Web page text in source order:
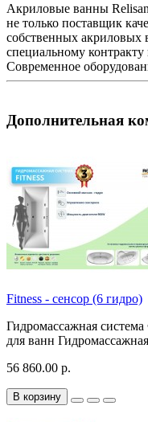
Акриловые ванны
не только поставщик
собственных акриловых
специальному контракту
Современное
Дополнительная
Fitness - сенсор (6 гидро)
Гидромассажная
для ванн
56 860.00 р.
В корзину